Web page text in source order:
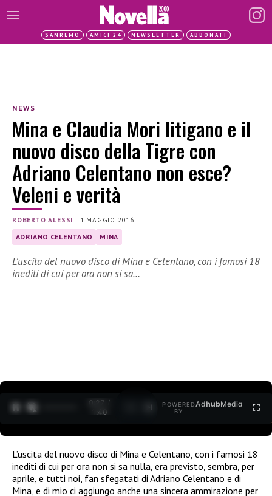
SANREMO AMICI 24 NEWSLETTER ABBONATI
NEWS
Mina e Claudia Mori litigano e il
nuovo disco della Tigre con
Adriano Celentano non esce?
Veleni e verità
ROBERTO ALESSI | 1 MAGGIO 2016
ADRIANO CELENTANO MINA
L’uscita del nuovo disco di Mina e Celentano, con i famosi 18
inediti di cui per ora non si sa…
0:27 /
1:40
POWERED
BY
AdhubMedia
L’uscita del nuovo disco di Mina e Celentano, con i famosi 18
inediti di cui per ora non si sa nulla, era previsto, sembra, per
aprile, e tutti noi, fan sfegatati di Adriano Celentano e di
Mina, e di mio ci aggiungo anche una sincera ammirazione per